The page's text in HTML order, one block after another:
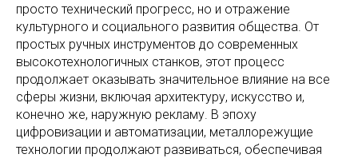
просто технический прогресс, но и отражение
культурного и социального развития общества. От
простых ручных инструментов до современных
высокотехнологичных станков, этот процесс
продолжает оказывать значительное влияние на все
сферы жизни, включая архитектуру, искусство и,
конечно же, наружную рекламу. В эпоху
цифровизации и автоматизации, металлорежущие
технологии продолжают развиваться, обеспечивая